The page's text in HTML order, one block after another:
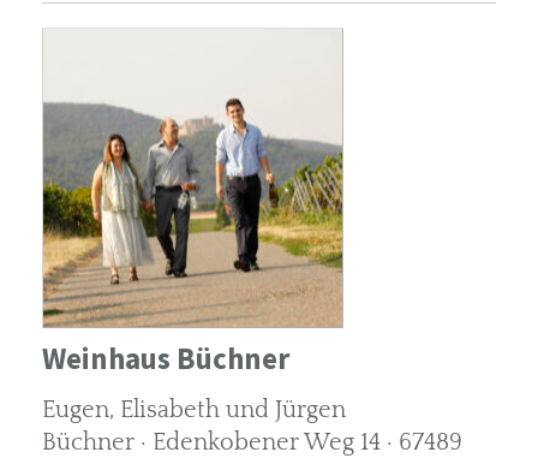
Weinhaus Büchner
Eugen, Elisabeth und Jürgen
Büchner · Edenkobener Weg 14 · 67489